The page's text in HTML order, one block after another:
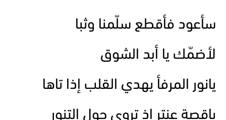
سأعود فأقطع سلّمنا وثبا
لأضمّك يا أبد الشوق
يانور المرفأ يهدي القلب إذا تاها
ياقصة عنتر إذ تروى حول التنور